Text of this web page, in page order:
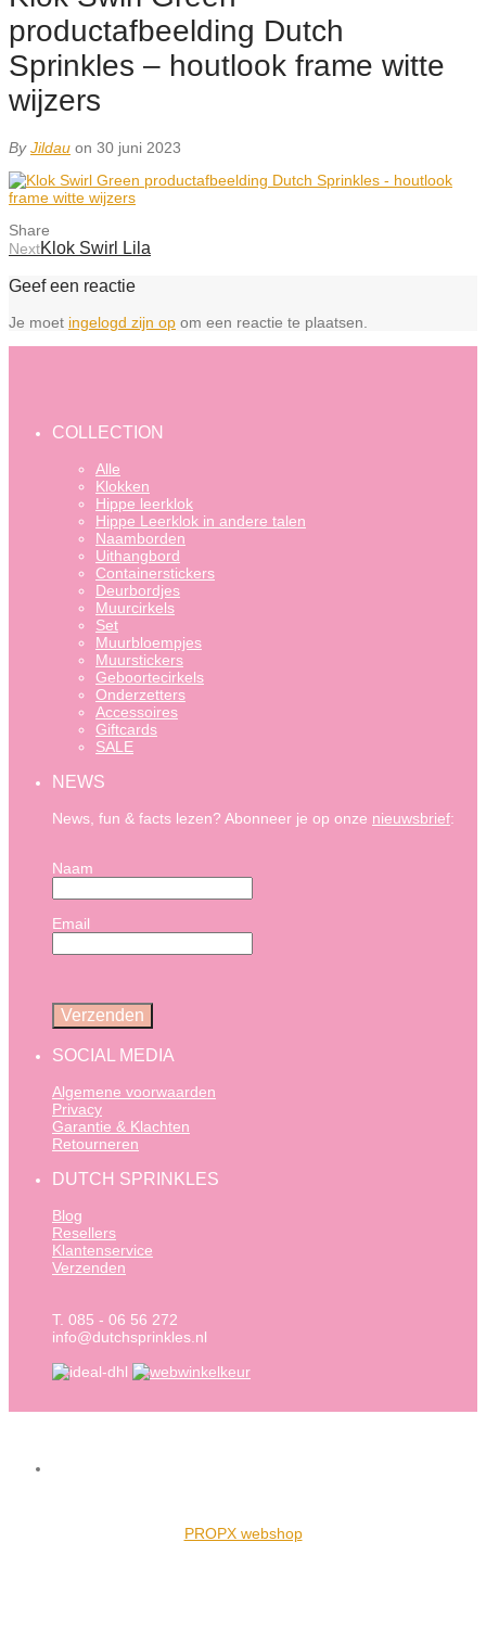
productafbeelding Dutch
Sprinkles – houtlook frame witte
wijzers
ByJildau on 30 juni 2023
Share
NextKlok Swirl Lila
Geef een reactie
Je moet ingelogd zijn op om een reactie te plaatsen.
COLLECTION
Alle
Klokken
Hippe leerklok
Hippe Leerklok in andere talen
Naamborden
Uithangbord
Containerstickers
Deurbordjes
Muurcirkels
Set
Muurbloempjes
Muurstickers
Geboortecirkels
Onderzetters
Accessoires
Giftcards
SALE
NEWS
News, fun & facts lezen? Abonneer je op onze nieuwsbrief:
Naam
Email
SOCIAL MEDIA
Algemene voorwaarden
Privacy
Garantie & Klachten
Retourneren
DUTCH SPRINKLES
Blog
Resellers
Klantenservice
Verzenden
T. 085 - 06 56 272
info@dutchsprinkles.nl
PROPX webshop